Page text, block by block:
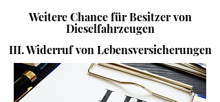
Weitere Chance für Besitzer von
Dieselfahrzeugen
III. Widerruf von Lebensversicherungen